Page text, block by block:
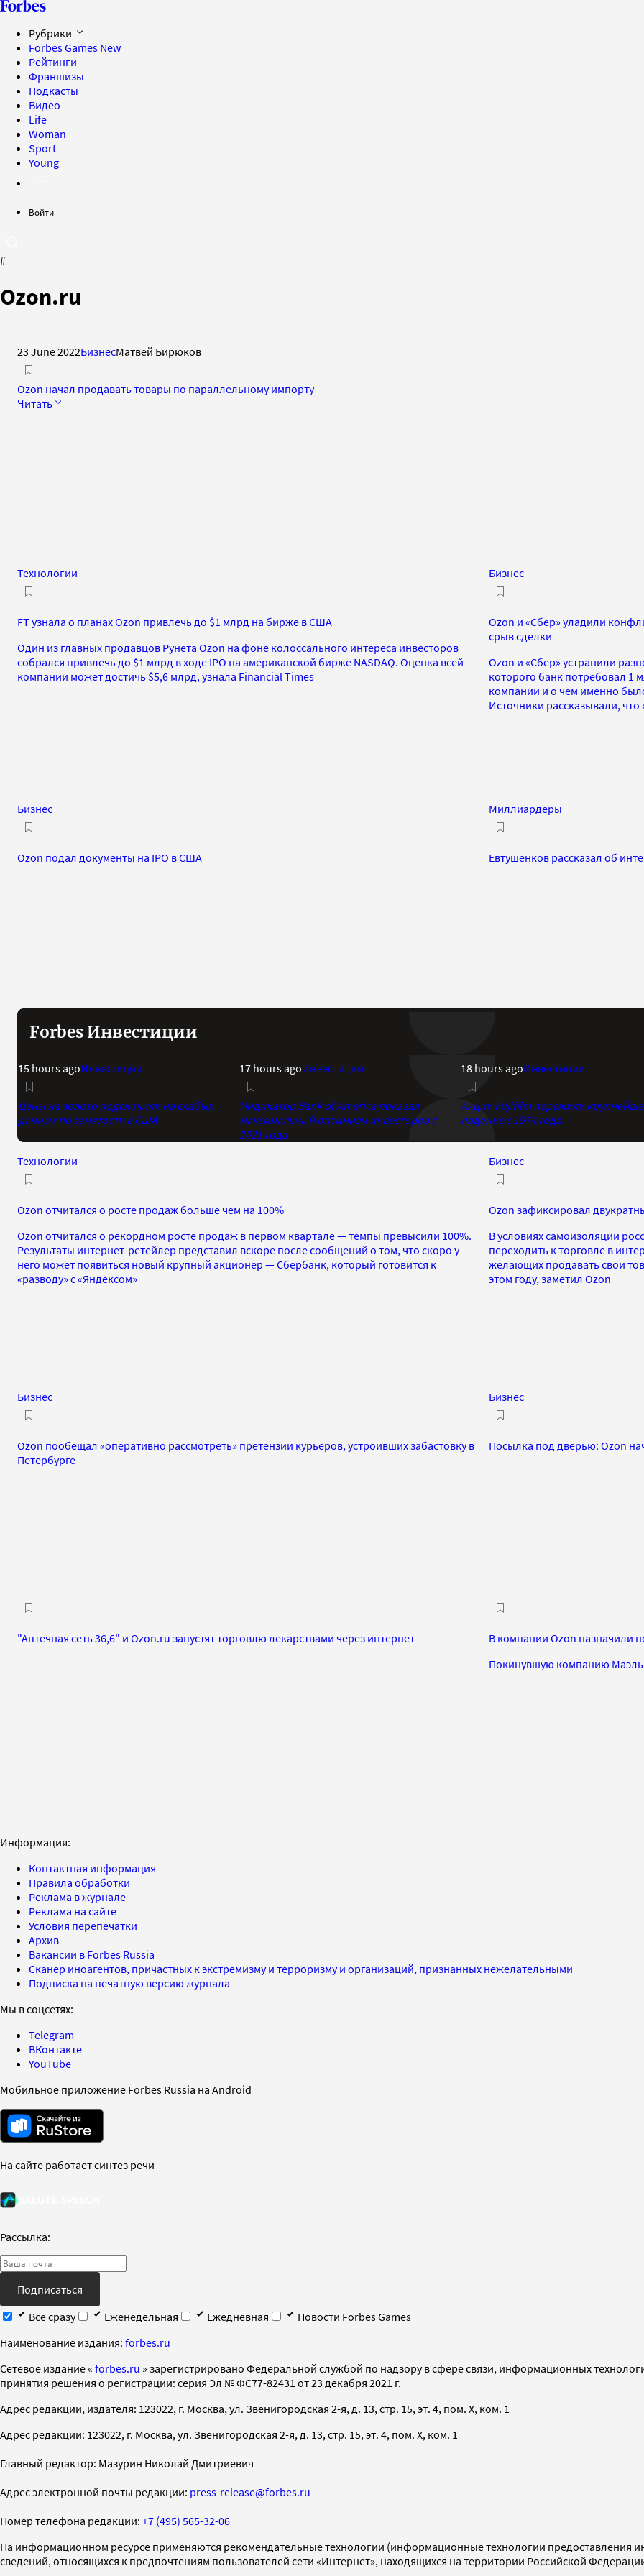
Рубрики
Forbes Games New
Рейтинги
Франшизы
Подкасты
Видео
Life
Woman
Sport
Young
Войти
#
Ozon.ru
23 June 2022БизнесМатвей Бирюков
Ozon начал продавать товары по параллельному импорту
Читать
Технологии
FT узнала о планах Ozon привлечь до $1 млрд на бирже в США
Один из главных продавцов Рунета Ozon на фоне колоссального интереса инвесторов
собрался привлечь до $1 млрд в ходе IPO на американской бирже NASDAQ. Оценка всей
компании может достичь $5,6 млрд, узнала Financial Times
Бизнес
Ozon и «Сбер» уладили
срыв сделки
Ozon и «Сбер» устранили
которого банк потребовал 1
компании и о чем именно
Источники рассказывали,
Бизнес
Ozon подал документы на IPO в США
Миллиардеры
Евтушенков рассказал об
Forbes Инвестиции
15 hours agoИнвестиции
Цены на золото подскочили на слабых
данных по занятости в США
17 hours agoИнвестиции
Индикатор Bank of America показал
максимальный оптимизм инвесторов с
2021 года
18 hours agoИнвестиции
Акции Fujifilm пережили
падение с 1974 года
Технологии
Ozon отчитался о росте продаж больше чем на 100%
Ozon отчитался о рекордном росте продаж в первом квартале — темпы превысили 100%.
Результаты интернет-ретейлер представил вскоре после сообщений о том, что скоро у
него может появиться новый крупный акционер — Сбербанк, который готовится к
«разводу» с «Яндексом»
Бизнес
Ozon зафиксировал
В условиях самоизоляции
переходить к торговле в
желающих продавать свои
этом году, заметил Ozon
Бизнес
Ozon пообещал «оперативно рассмотреть» претензии курьеров, устроивших забастовку в
Петербурге
Бизнес
Посылка под дверью: Ozon
"Аптечная сеть 36,6" и Ozon.ru запустят торговлю лекарствами через интернет
В компании Ozon назначили
Покинувшую компанию Маэль
Информация:
Контактная информация
Правила обработки
Реклама в журнале
Реклама на сайте
Условия перепечатки
Архив
Вакансии в Forbes Russia
Сканер иноагентов, причастных к экстремизму и терроризму и организаций, признанных нежелательными
Подписка на печатную версию журнала
Мы в соцсетях:
Telegram
ВКонтакте
YouTube
Мобильное приложение Forbes Russia на Android
На сайте работает синтез речи
Рассылка:
Подписаться
Все сразу
Еженедельная Ежедневная
Новости Forbes Games
Наименование издания: forbes.ru
Cетевое издание « forbes.ru » зарегистрировано Федеральной службой по надзору в сфере связи, информационных
принятия решения о регистрации: серия Эл № ФС77-82431 от 23 декабря 2021 г.
Адрес редакции, издателя: 123022, г. Москва, ул. Звенигородская 2-я, д. 13, стр. 15, эт. 4, пом. X, ком. 1
Адрес редакции: 123022, г. Москва, ул. Звенигородская 2-я, д. 13, стр. 15, эт. 4, пом. X, ком. 1
Главный редактор: Мазурин Николай Дмитриевич
Адрес электронной почты редакции: press-release@forbes.ru
Номер телефона редакции: +7 (495) 565-32-06
На информационном ресурсе применяются рекомендательные технологии (информационные технологии предоставления
сведений, относящихся к предпочтениям пользователей сети «Интернет», находящихся на территории Российской